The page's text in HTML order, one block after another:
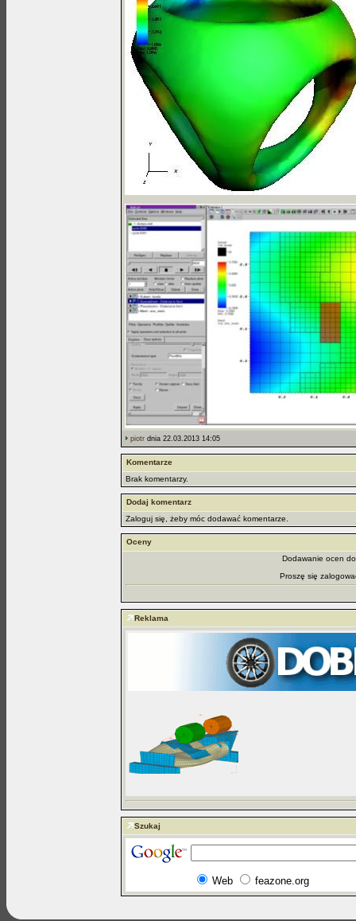
piotr dnia 22.03.2013 14:05
Komentarze
Brak komentarzy.
Dodaj komentarz
Zaloguj się, żeby móc dodawać komentarze.
Oceny
Dodawanie ocen
Proszę się
Reklama
Szukaj
Web feazone.org